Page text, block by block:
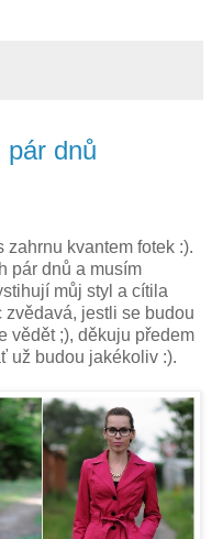
pár dnů
kvantem fotek :).
pár dnů a musím
můj styl a cítila
zvědavá, jestli se budou
vědět ;), děkuju předem
už budou jakékoliv :).